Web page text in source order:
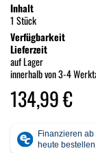
Inhalt
1 Stück
Verfügbarkeit
Lieferzeit
auf Lager
innerhalb von 3-4
134,99 €